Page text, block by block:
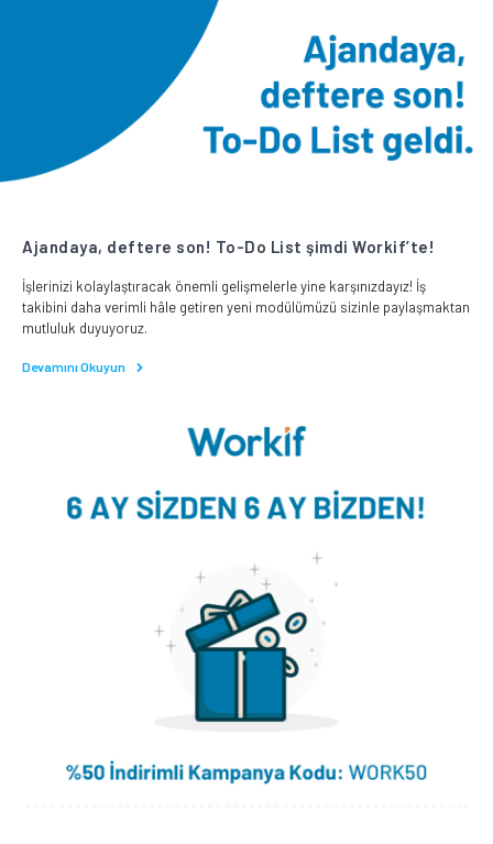
Ajandaya, deftere son! To-Do List şimdi Workif’te!
İşlerinizi kolaylaştıracak önemli gelişmelerle yine karşınızdayız! İş
takibini daha verimli hâle getiren yeni modülümüzü sizinle paylaşmaktan
mutluluk duyuyoruz.
Devamını Okuyun